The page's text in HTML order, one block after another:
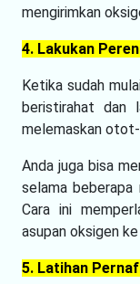
mengirimkan
4. Lakukan
Ketika sudah
beristirahat dan
melemaskan
Anda juga bisa
selama beberapa
Cara ini
asupan oksigen
5. Latihan